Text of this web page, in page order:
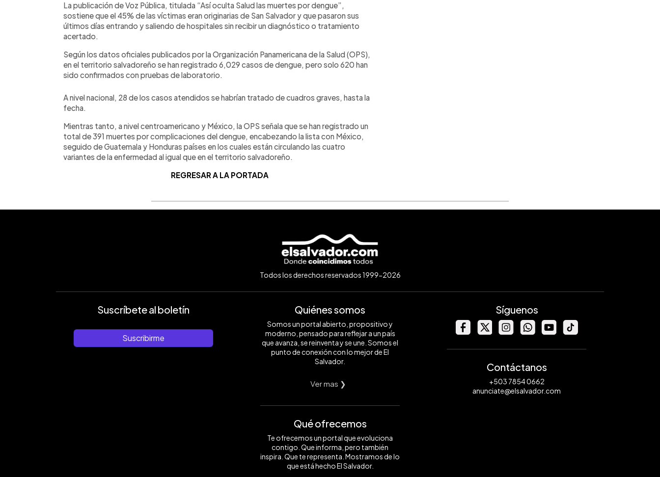
La publicación de Voz Pública, titulada “Así oculta Salud las muertes por dengue”,
sostiene que el 45% de las víctimas eran originarias de San Salvador y que pasaron sus
últimos días entrando y saliendo de hospitales sin recibir un diagnóstico o tratamiento
acertado.
Según los datos oficiales publicados por la Organización Panamericana de la Salud (OPS),
en el territorio salvadoreño se han registrado 6,029 casos de dengue, pero solo 620 han
sido confirmados con pruebas de laboratorio.
A nivel nacional, 28 de los casos atendidos se habrían tratado de cuadros graves, hasta la
fecha.
Mientras tanto, a nivel centroamericano y México, la OPS señala que se han registrado un
total de 391 muertes por complicaciones del dengue, encabezando la lista con México,
seguido de Guatemala y Honduras países en los cuales están circulando las cuatro
variantes de la enfermedad al igual que en el territorio salvadoreño.
REGRESAR A LA PORTADA
Todos los derechos reservados 1999-2026
Suscríbete al boletín
Suscribirme
Quiénes somos
Somos un portal abierto, propositivo y
moderno, pensado para reflejar a un país
que avanza, se reinventa y se une. Somos el
punto de conexión con lo mejor de El
Salvador.
Ver mas ❯
Qué ofrecemos
Te ofrecemos un portal que evoluciona
contigo. Que informa, pero también
inspira. Que te representa. Mostramos de lo
que está hecho El Salvador.
Síguenos
Contáctanos
+503 7854 0662
anunciate@elsalvador.com